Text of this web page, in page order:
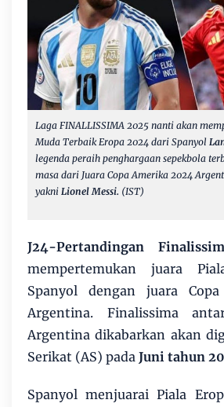
Laga FINALLISSIMA 2025 nanti akan
Muda Terbaik Eropa 2024 dari Spanyol
legenda peraih penghargaan sepekbola
masa dari Juara Copa Amerika 2024
yakni Lionel Messi. (IST)
J24-Pertandingan
mempertemukan juara
Spanyol dengan juara
Argentina. Finalissima
Argentina dikabarkan akan
Serikat (AS) pada Juni tahun
Spanyol menjuarai Piala